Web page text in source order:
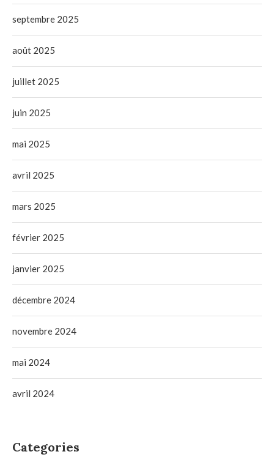
septembre 2025
août 2025
juillet 2025
juin 2025
mai 2025
avril 2025
mars 2025
février 2025
janvier 2025
décembre 2024
novembre 2024
mai 2024
avril 2024
Categories